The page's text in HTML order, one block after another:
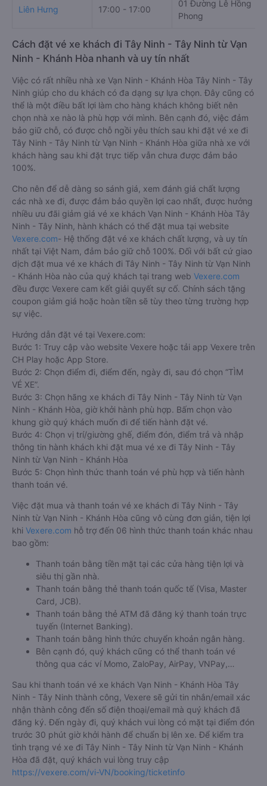
Liên Hưng 17:00 - 17:00
01 Đường Lê Hồng
Phong
Cách đặt vé xe khách đi Tây Ninh - Tây Ninh từ Vạn
Ninh - Khánh Hòa nhanh và uy tín nhất
Việc có rất nhiều nhà xe Vạn Ninh - Khánh Hòa Tây Ninh - Tây
Ninh giúp cho du khách có đa dạng sự lựa chọn. Đây cũng có
thể là một điều bất lợi làm cho hàng khách không biết nên
chọn nhà xe nào là phù hợp với mình. Bên cạnh đó, việc đảm
bảo giữ chỗ, có được chỗ ngồi yêu thích sau khi đặt vé xe đi
Tây Ninh - Tây Ninh từ Vạn Ninh - Khánh Hòa giữa nhà xe với
khách hàng sau khi đặt trực tiếp vẫn chưa được đảm bảo
100%.
Cho nên để dễ dàng so sánh giá, xem đánh giá chất lượng
các nhà xe đi, được đảm bảo quyền lợi cao nhất, được hưởng
nhiều ưu đãi giảm giá vé xe khách Vạn Ninh - Khánh Hòa Tây
Ninh - Tây Ninh, hành khách có thể đặt mua tại website
Vexere.com- Hệ thống đặt vé xe khách chất lượng, và uy tín
nhất tại Việt Nam, đảm bảo giữ chỗ 100%. Đối với bất cứ giao
dịch đặt mua vé xe khách đi Tây Ninh - Tây Ninh từ Vạn Ninh
- Khánh Hòa nào của quý khách tại trang web Vexere.com
đều được Vexere cam kết giải quyết sự cố. Chính sách tặng
coupon giảm giá hoặc hoàn tiền sẽ tùy theo từng trường hợp
sự việc.
Hướng dẫn đặt vé tại Vexere.com:
Bước 1: Truy cập vào website Vexere hoặc tải app Vexere trên
CH Play hoặc App Store.
Bước 2: Chọn điểm đi, điểm đến, ngày đi, sau đó chọn “TÌM
VÉ XE”.
Bước 3: Chọn hãng xe khách đi Tây Ninh - Tây Ninh từ Vạn
Ninh - Khánh Hòa, giờ khởi hành phù hợp. Bấm chọn vào
khung giờ quý khách muốn đi để tiến hành đặt vé.
Bước 4: Chọn vị trí/giường ghế, điểm đón, điểm trả và nhập
thông tin hành khách khi đặt mua vé xe đi Tây Ninh - Tây
Ninh từ Vạn Ninh - Khánh Hòa
Bước 5: Chọn hình thức thanh toán vé phù hợp và tiến hành
thanh toán vé.
Việc đặt mua và thanh toán vé xe khách đi Tây Ninh - Tây
Ninh từ Vạn Ninh - Khánh Hòa cũng vô cùng đơn giản, tiện lợi
khi Vexere.com hỗ trợ đến 06 hình thức thanh toán khác nhau
bao gồm:
Thanh toán bằng tiền mặt tại các cửa hàng tiện lợi và
siêu thị gần nhà.
Thanh toán bằng thẻ thanh toán quốc tế (Visa, Master
Card, JCB).
Thanh toán bằng thẻ ATM đã đăng ký thanh toán trực
tuyến (Internet Banking).
Thanh toán bằng hình thức chuyển khoản ngân hàng.
Bên cạnh đó, quý khách cũng có thể thanh toán vé
thông qua các ví Momo, ZaloPay, AirPay, VNPay,…
Sau khi thanh toán vé xe khách Vạn Ninh - Khánh Hòa Tây
Ninh - Tây Ninh thành công, Vexere sẽ gửi tin nhắn/email xác
nhận thành công đến số điện thoại/email mà quý khách đã
đăng ký. Đến ngày đi, quý khách vui lòng có mặt tại điểm đón
trước 30 phút giờ khởi hành để chuẩn bị lên xe. Để kiểm tra
tình trạng vé xe đi Tây Ninh - Tây Ninh từ Vạn Ninh - Khánh
Hòa đã đặt, quý khách vui lòng truy cập
https://vexere.com/vi-VN/booking/ticketinfo